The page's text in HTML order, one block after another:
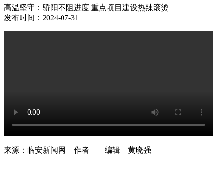
高温坚守：骄阳不阻进度 重点项目建设热辣滚烫
发布时间：2024-07-31
来源：临安新闻网 作者： 编辑：黄晓强